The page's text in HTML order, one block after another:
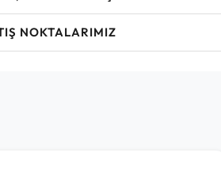
NOKTALARIMIZ